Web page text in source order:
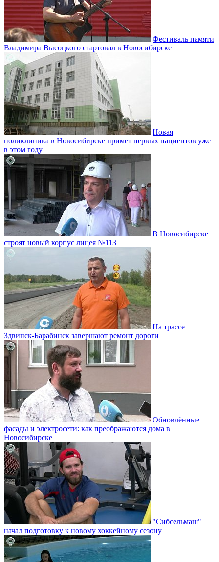
Фестиваль памяти
Владимира Высоцкого стартовал в Новосибирске
Новая
поликлиника в Новосибирске примет первых пациентов уже
в этом году
В Новосибирске
строят новый корпус лицея №113
На трассе
Здвинск-Барабинск завершают ремонт дороги
Обновлённые
фасады и электросети: как преображаются дома в
Новосибирске
"Сибсельмаш"
начал подготовку к новому хоккейному сезону